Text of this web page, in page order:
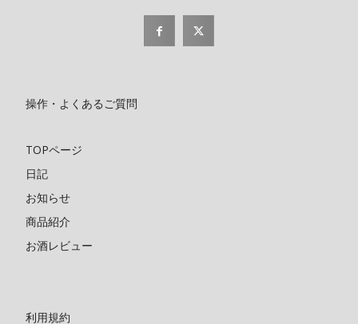
操作・よくあるご質問
TOPページ
日記
お知らせ
商品紹介
お酒レビュー
利用規約